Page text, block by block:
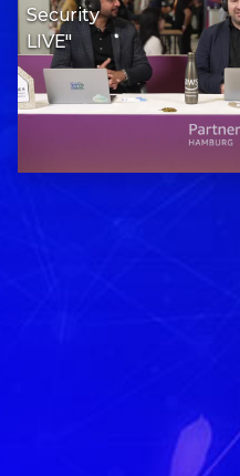
Security
LIVE"